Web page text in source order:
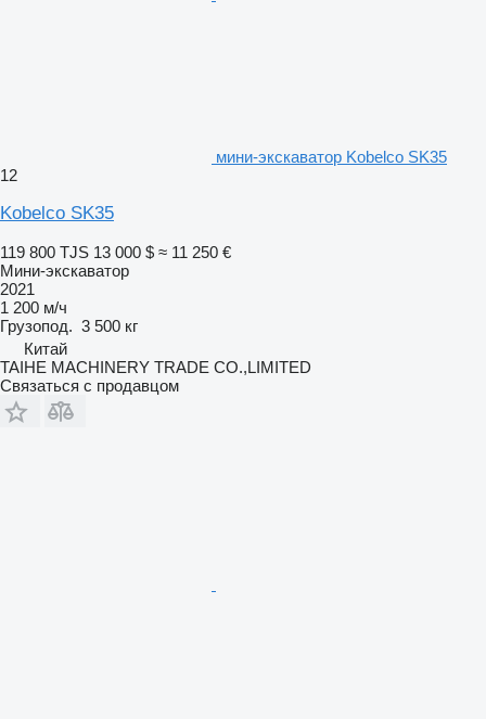
мини-экскаватор Kobelco SK35
12
Kobelco SK35
119 800 TJS 13 000 $ ≈ 11 250 €
Мини-экскаватор
2021
1 200 м/ч
Грузопод. 3 500 кг
Китай
TAIHE MACHINERY TRADE CO.,LIMITED
Связаться с продавцом